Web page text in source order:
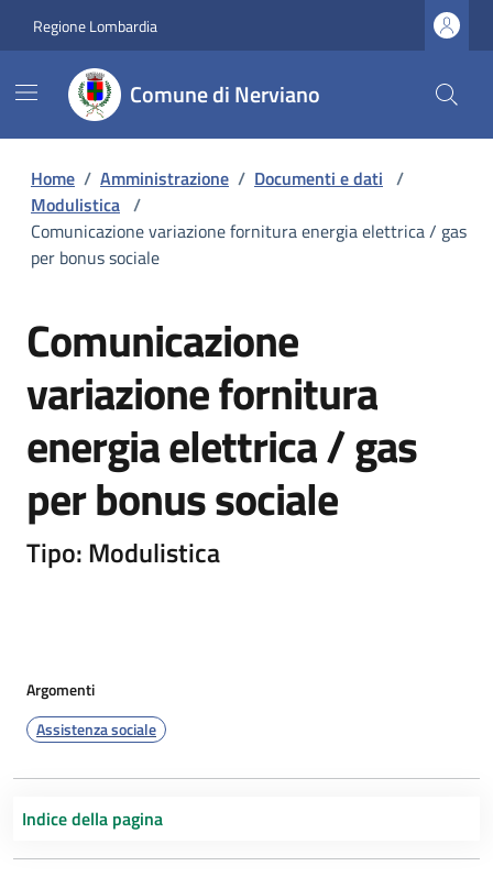
Regione Lombardia
Comune di Nerviano
Home / Amministrazione / Documenti e dati /
Modulistica /
Comunicazione variazione fornitura energia elettrica / gas
per bonus sociale
Comunicazione
variazione fornitura
energia elettrica / gas
per bonus sociale
Tipo: Modulistica
Argomenti
Assistenza sociale
Indice della pagina